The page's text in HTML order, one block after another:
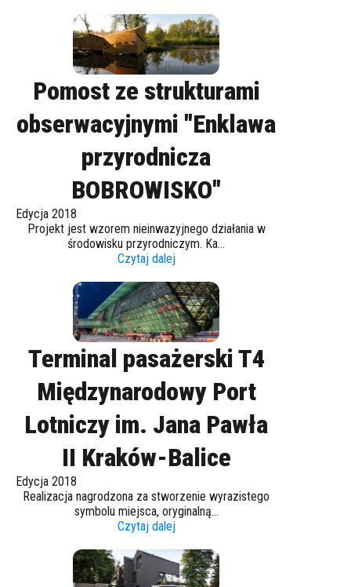
Pomost ze strukturami
obserwacyjnymi "Enklawa
przyrodnicza
BOBROWISKO"
Edycja 2018
Projekt jest wzorem nieinwazyjnego działania w
środowisku przyrodniczym. Ka...
Czytaj dalej
Terminal pasażerski T4
Międzynarodowy Port
Lotniczy im. Jana Pawła
II Kraków-Balice
Edycja 2018
Realizacja nagrodzona za stworzenie wyrazistego
symbolu miejsca, oryginalną...
Czytaj dalej